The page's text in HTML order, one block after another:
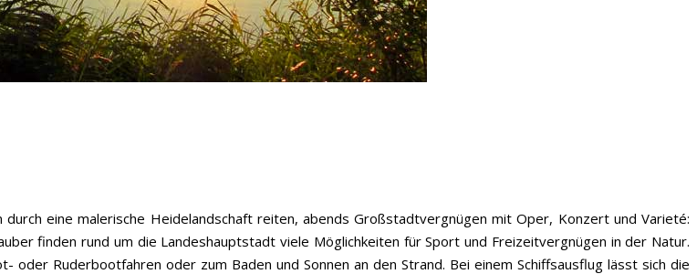
eine malerische Heidelandschaft reiten, abends Großstadtvergnügen mit Oper, Konzert und Varieté:
finden rund um die Landeshauptstadt viele Möglichkeiten für Sport und Freizeitvergnügen in der Natur.
Ruderbootfahren oder zum Baden und Sonnen an den Strand. Bei einem Schiffsausflug lässt sich die